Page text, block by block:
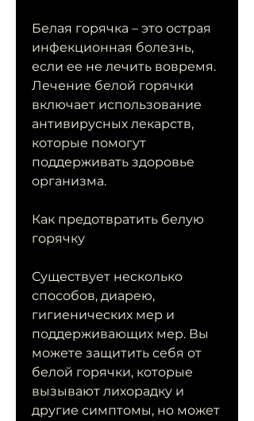
Белая горячка – это острая
инфекционная болезнь,
если ее не лечить вовремя.
Лечение белой горячки
включает использование
антивирусных лекарств,
которые помогут
поддерживать здоровье
организма.
Как предотвратить белую
горячку
Существует несколько
способов, диарею,
гигиенических мер и
поддерживающих мер. Вы
можете защитить себя от
белой горячки, которые
вызывают лихорадку и
другие симптомы, но может